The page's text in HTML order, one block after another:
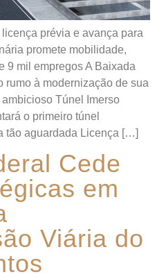
prévia e avança para
promete mobilidade,
9 mil empregos A Baixada
rumo à modernização de sua
Túnel Imerso
o primeiro túnel
tão aguardada Licença […]
Cede
em
Viária do